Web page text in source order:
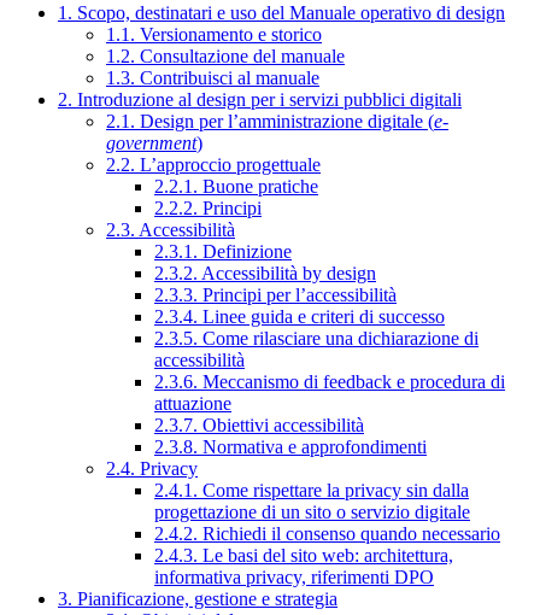
1. Scopo, destinatari e uso del Manuale operativo di design
1.1. Versionamento e storico
1.2. Consultazione del manuale
1.3. Contribuisci al manuale
2. Introduzione al design per i servizi pubblici digitali
2.1. Design per l’amministrazione digitale (e-
government)
2.2. L’approccio progettuale
2.2.1. Buone pratiche
2.2.2. Principi
2.3. Accessibilità
2.3.1. Definizione
2.3.2. Accessibilità by design
2.3.3. Principi per l’accessibilità
2.3.4. Linee guida e criteri di successo
2.3.5. Come rilasciare una dichiarazione di
accessibilità
2.3.6. Meccanismo di feedback e procedura di
attuazione
2.3.7. Obiettivi accessibilità
2.3.8. Normativa e approfondimenti
2.4. Privacy
2.4.1. Come rispettare la privacy sin dalla
progettazione di un sito o servizio digitale
2.4.2. Richiedi il consenso quando necessario
2.4.3. Le basi del sito web: architettura,
informativa privacy, riferimenti DPO
3. Pianificazione, gestione e strategia